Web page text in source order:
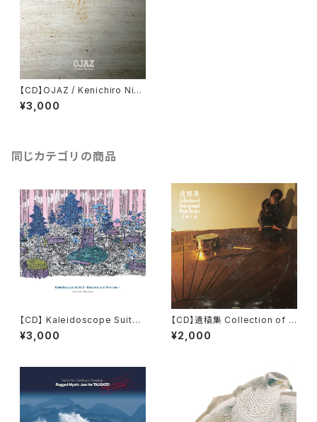
【CD】OJAZ / Kenichiro Nish
ihara
¥3,000
同じカテゴリの商品
【CD】 Kaleidoscope Suite
2 / Kenichiro Nishihara
¥3,000
【CD】遺稿集 Collection of U
nderground Drum Breaks /
高橋ケ無
¥2,000